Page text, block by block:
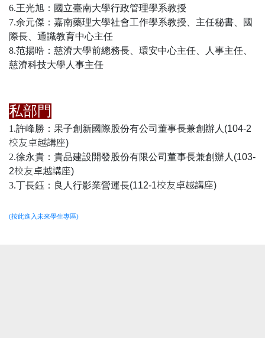
6.王光旭：國立臺南大學行政管理學系教授
7.余元傑：嘉南藥理大學社會工作學系教授、主任秘書、國
際長、通識教育中心主任
8.范揚晧：慈濟大學前總務長、環安中心主任、人事主任、
慈濟科技大學人事主任
私部門
1.許峰勝：果子創新國際股份有公司董事長兼創辦人 (104-2
校友卓越講座)
2.徐永貴：貴品建設開發股份有限公司董事長兼創辦人 (103-
2校友卓越講座)
3.丁長鈺：良人行影業營運長(112-1校友卓越講座)
(按此進入未來學生專區)